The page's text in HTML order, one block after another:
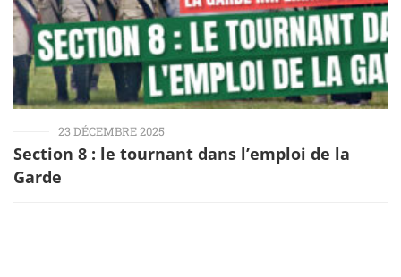
23 DÉCEMBRE 2025
Section 8 : le tournant dans l’emploi de la
Garde